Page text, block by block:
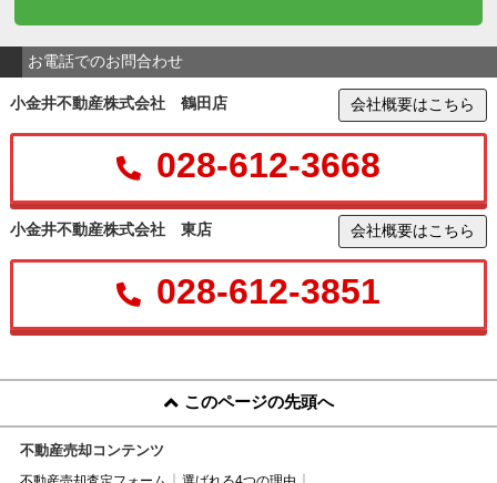
お電話でのお問合わせ
小金井不動産株式会社 鶴田店 会社概要はこちら
028-612-3668
小金井不動産株式会社 東店 会社概要はこちら
028-612-3851
このページの先頭へ
不動産売却コンテンツ